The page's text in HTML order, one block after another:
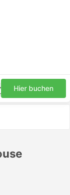
Hier buchen